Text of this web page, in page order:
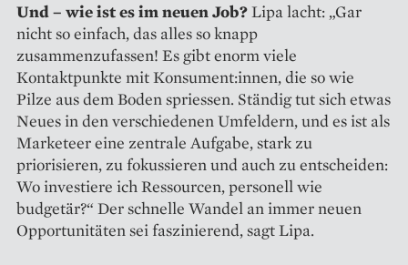
Und – wie ist es im neuen Job?Lipa lacht: „Gar
nicht so einfach, das alles so knapp
zusammenzufassen! Es gibt enorm viele
Kontaktpunkte mit Konsument:innen, die so wie
Pilze aus dem Boden spriessen. Ständig tut sich etwas
Neues in den verschiedenen Umfeldern, und es ist als
Marketeer eine zentrale Aufgabe, stark zu
priorisieren, zu fokussieren und auch zu entscheiden:
Wo investiere ich Ressourcen, personell wie
budgetär?“ Der schnelle Wandel an immer neuen
Opportunitäten sei faszinierend, sagt Lipa.